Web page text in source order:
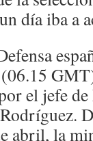
día iba a
el jefe
abril, la